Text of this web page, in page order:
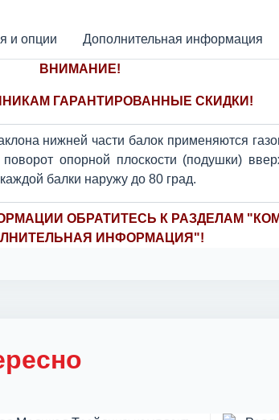
и опции Дополнительная информация
ВНИМАНИЕ!
ГАРАНТИРОВАННЫЕ СКИДКИ!
нижней части балок применяются
опорной плоскости (подушки)
балки наружу до 80 град.
ОБРАТИТЕСЬ К РАЗДЕЛАМ
ИНФОРМАЦИЯ"!